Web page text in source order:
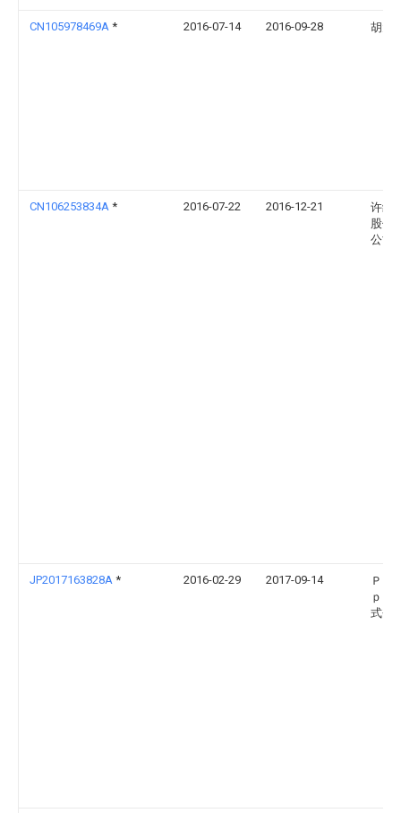
CN105978469A * 2016-07-14 2016-09-28 胡大
CN106253834A * 2016-07-22 2016-12-21
许继
股份
公司
JP2017163828A * 2016-02-29 2017-09-14
ＰＶ
ｐａ
式会